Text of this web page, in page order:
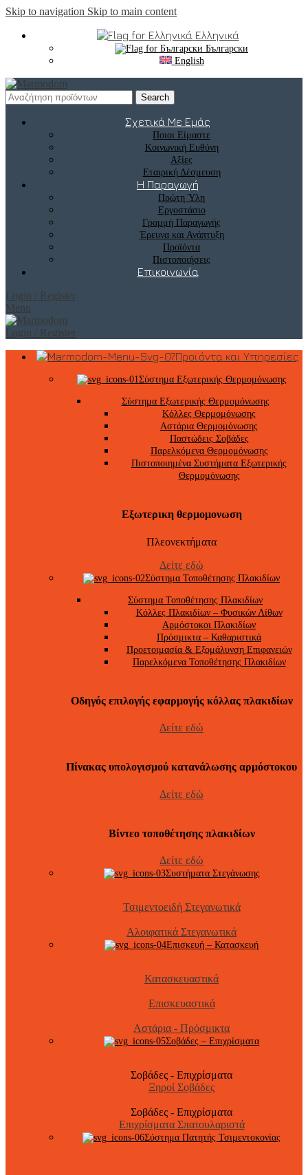
Skip to navigation Skip to main content
Ελληνικά
Български
English
Search
Σχετικά Με Εμάς
Ποιοι Είμαστε
Κοινωνική Ευθύνη
Αξίες
Εταιρική Δέσμευση
Η Παραγωγή
Πρώτη Ύλη
Εργοστάσιο
Γραμμή Παραγωγής
Έρευνα και Ανάπτυξη
Προϊόντα
Πιστοποιήσεις
Επικοινωνία
Login / Register
Menu
Login / Register
Προϊόντα και Υπηρεσίες
Σύστημα Εξωτερικής Θερμομόνωσης
Σύστημα Εξωτερικής Θερμομόνωσης
Κόλλες Θερμομόνωσης
Αστάρια Θερμομόνωσης
Παστώδεις Σοβάδες
Παρελκόμενα Θερμομόνωσης
Πιστοποιημένα Συστήματα Εξωτερικής
Θερμομόνωσης
Εξωτερικη θερμομονωση
Πλεονεκτήματα
Δείτε εδώ
Σύστημα Τοποθέτησης Πλακιδίων
Σύστημα Τοποθέτησης Πλακιδίων
Κόλλες Πλακιδίων – Φυσικών Λίθων
Αρμόστοκοι Πλακιδίων
Πρόσμικτα – Καθαριστικά
Προετοιμασία & Εξομάλυνση Επιφανειών
Παρελκόμενα Τοποθέτησης Πλακιδίων
Οδηγός επιλογής εφαρμογής κόλλας πλακιδίων
Δείτε εδώ
Πίνακας υπολογισμού κατανάλωσης αρμόστοκου
Δείτε εδώ
Βίντεο τοποθέτησης πλακιδίων
Δείτε εδώ
Συστήματα Στεγάνωσης
Τσιμεντοειδή Στεγανωτικά
Αλοιφατικά Στεγανωτικά
Επισκευή – Κατασκευή
Κατασκευαστικά
Επισκευαστικά
Αστάρια - Πρόσμικτα
Σοβάδες – Επιχρίσματα
Σοβάδες - Επιχρίσματα
Ξηροί Σοβάδες
Σοβάδες - Επιχρίσματα
Επιχρίσματα Σπατουλαριστά
Σύστημα Πατητής Τσιμεντοκονίας